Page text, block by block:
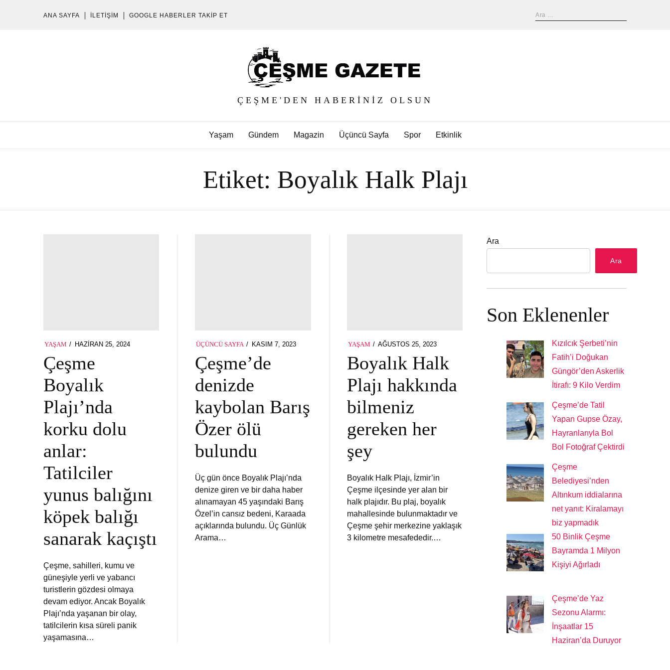
ANA SAYFA İLETIŞIM GOOGLE HABERLER TAKIP ET
ÇEŞME'DEN HABERINIZ OLSUN
Yaşam Gündem Magazin Üçüncü Sayfa Spor Etkinlik
Etiket: Boyalık Halk Plajı
YAŞAM
POSTED
HAZIRAN 25, 2024
Çeşme
Boyalık
Plajı’nda
korku dolu
anlar:
Tatilciler
yunus balığını
köpek balığı
sanarak kaçıştı
Çeşme, sahilleri, kumu ve
güneşiyle yerli ve yabancı
turistlerin gözdesi olmaya
devam ediyor. Ancak Boyalık
Plajı’nda yaşanan bir olay,
tatilcilerin kısa süreli panik
yaşamasına…
ÜÇÜNCÜ SAYFA
POSTED
ON
KASIM 7, 2023
Çeşme’de
denizde
kaybolan Barış
Özer ölü
bulundu
Üç gün önce Boyalık Plajı’nda
denize giren ve bir daha haber
alınamayan 45 yaşındaki Barış
Özel’in cansız bedeni, Karaada
açıklarında bulundu. Üç Günlük
Arama…
YAŞAM
POSTED
AĞUSTOS 25, 2023
Boyalık Halk
Plajı hakkında
bilmeniz
gereken her
şey
Boyalık Halk Plajı, İzmir’in
Çeşme ilçesinde yer alan bir
halk plajıdır. Bu plaj, boyalık
mahallesinde bulunmaktadır ve
Çeşme şehir merkezine yaklaşık
3 kilometre mesafededir.…
Ara
Ara
Son Eklenenler
Kızılcık Şerbeti’nin
Fatih’i Doğukan
Güngör’den Askerlik
İtirafı: 9 Kilo Verdim
Çeşme’de Tatil
Yapan Gupse Özay,
Hayranlarıyla Bol
Bol Fotoğraf Çektirdi
Çeşme
Belediyesi’nden
Altınkum iddialarına
net yanıt: Kiralamayı
biz yapmadık
50 Binlik Çeşme
Bayramda 1 Milyon
Kişiyi Ağırladı
Çeşme’de Yaz
Sezonu Alarmı:
İnşaatlar 15
Haziran’da Duruyor